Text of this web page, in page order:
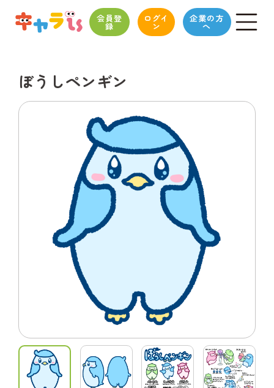
会員登
録
ログイ
ン
企業の方
へ
ぼうしペンギン